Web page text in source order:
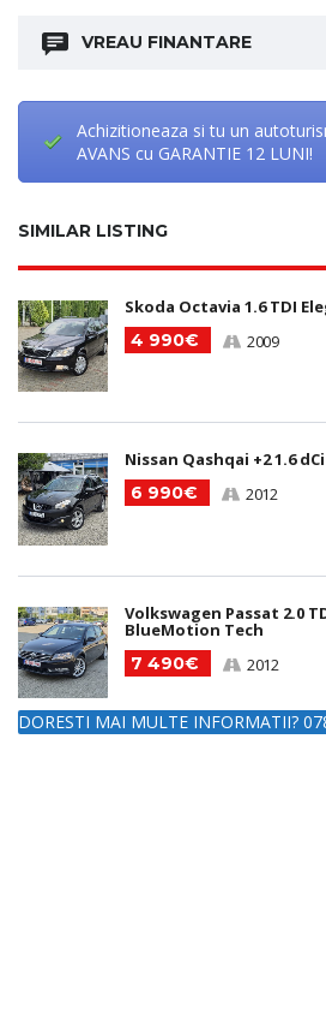
VREAU FINANTARE
Achizitioneaza si tu un
AVANS cu GARANTIE 12 LUNI!
SIMILAR LISTING
Skoda Octavia 1.6 TDI
4 990€
2009
Nissan Qashqai +2 1.6 dCi
6 990€
2012
Volkswagen Passat 2.0
BlueMotion Tech
7 490€
2012
DORESTI MAI MULTE INFORMATII?